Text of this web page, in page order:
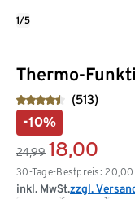
Thermo-
(513)
-10%
24,99 18,00
30-Tage-Bestpreis: 20,00
inkl. MwSt.zzgl.
1/5